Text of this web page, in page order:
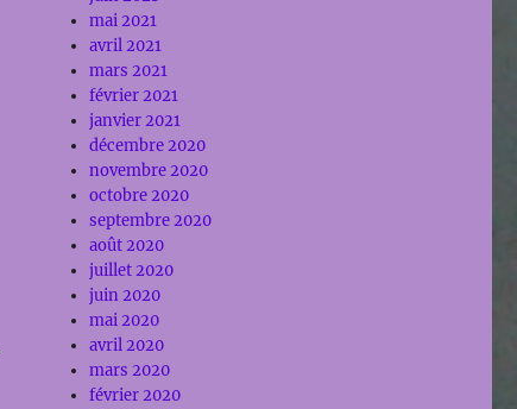
mai 2021
avril 2021
mars 2021
février 2021
janvier 2021
décembre 2020
novembre 2020
octobre 2020
septembre 2020
août 2020
juillet 2020
juin 2020
mai 2020
avril 2020
mars 2020
février 2020